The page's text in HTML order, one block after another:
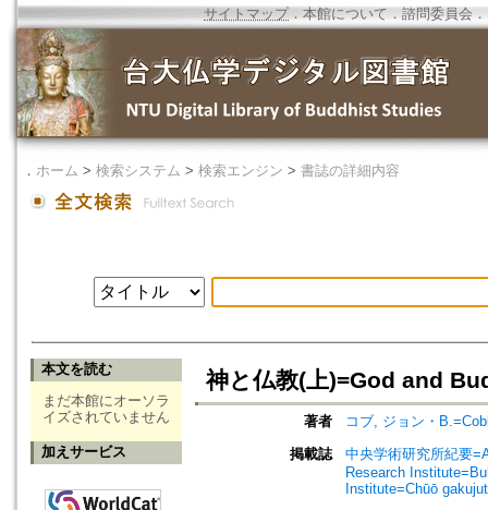
サイトマップ．本館について ． 諮問委員会 ．
． ホーム > 検索システム > 検索エンジン > 書誌の詳細内容
本文を読む
まだ本館にオーソラ
イズされていません
加えサービス
神と仏教(上)=God and
著者
コブ, ジョン・
掲載誌
中央学術研究所紀要
Research
Institute=Chūō